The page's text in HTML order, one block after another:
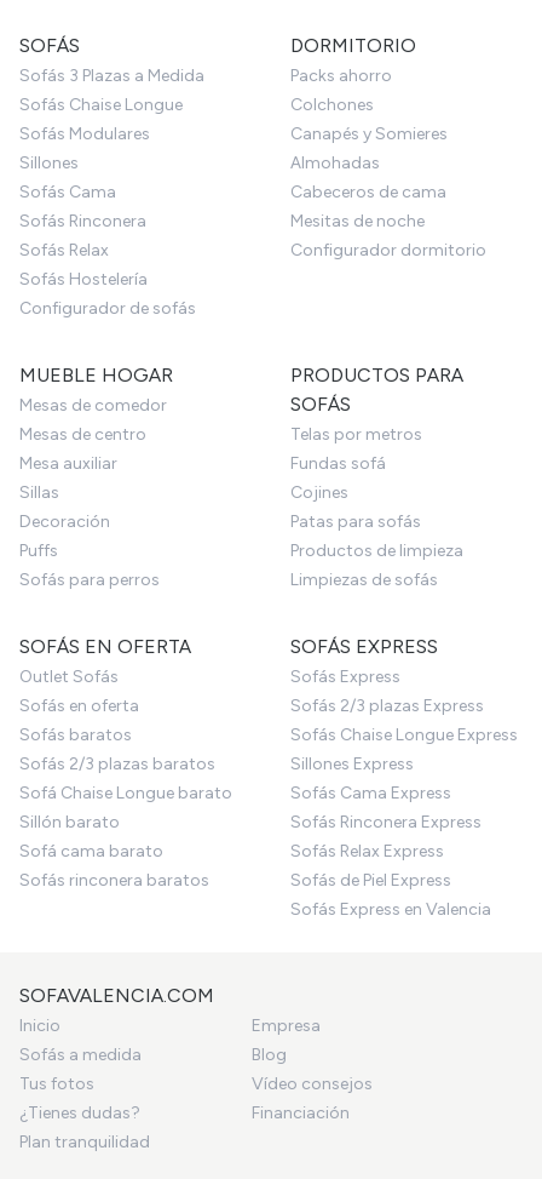
SOFÁS
Sofás 3 Plazas a Medida
Sofás Chaise Longue
Sofás Modulares
Sillones
Sofás Cama
Sofás Rinconera
Sofás Relax
Sofás Hostelería
Configurador de sofás
DORMITORIO
Packs ahorro
Colchones
Canapés y Somieres
Almohadas
Cabeceros de cama
Mesitas de noche
Configurador dormitorio
MUEBLE HOGAR
Mesas de comedor
Mesas de centro
Mesa auxiliar
Sillas
Decoración
Puffs
Sofás para perros
PRODUCTOS PARA
SOFÁS
Telas por metros
Fundas sofá
Cojines
Patas para sofás
Productos de limpieza
Limpiezas de sofás
SOFÁS EN OFERTA
Outlet Sofás
Sofás en oferta
Sofás baratos
Sofás 2/3 plazas baratos
Sofá Chaise Longue barato
Sillón barato
Sofá cama barato
Sofás rinconera baratos
SOFÁS EXPRESS
Sofás Express
Sofás 2/3 plazas Express
Sofás Chaise Longue Express
Sillones Express
Sofás Cama Express
Sofás Rinconera Express
Sofás Relax Express
Sofás de Piel Express
Sofás Express en Valencia
SOFAVALENCIA.COM
Inicio
Empresa
Sofás a medida
Blog
Tus fotos
Vídeo consejos
¿Tienes dudas?
Financiación
Plan tranquilidad